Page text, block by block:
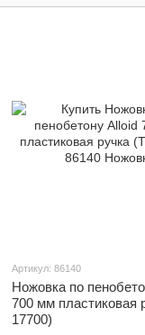
Артикул: 86140
Ножовка по
700 мм пластиковая
17700)